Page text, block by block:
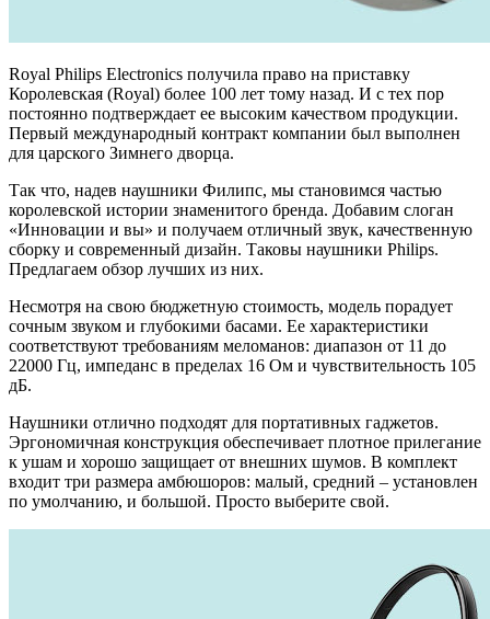
Royal Philips Electronics получила право на приставку
Королевская (Royal) более 100 лет тому назад. И с тех пор
постоянно подтверждает ее высоким качеством продукции.
Первый международный контракт компании был выполнен
для царского Зимнего дворца.
Так что, надев наушники Филипс, мы становимся частью
королевской истории знаменитого бренда. Добавим слоган
«Инновации и вы» и получаем отличный звук, качественную
сборку и современный дизайн. Таковы наушники Philips.
Предлагаем обзор лучших из них.
Несмотря на свою бюджетную стоимость, модель порадует
сочным звуком и глубокими басами. Ее характеристики
соответствуют требованиям меломанов: диапазон от 11 до
22000 Гц, импеданс в пределах 16 Ом и чувствительность 105
дБ.
Наушники отлично подходят для портативных гаджетов.
Эргономичная конструкция обеспечивает плотное прилегание
к ушам и хорошо защищает от внешних шумов. В комплект
входит три размера амбюшоров: малый, средний – установлен
по умолчанию, и большой. Просто выберите свой.